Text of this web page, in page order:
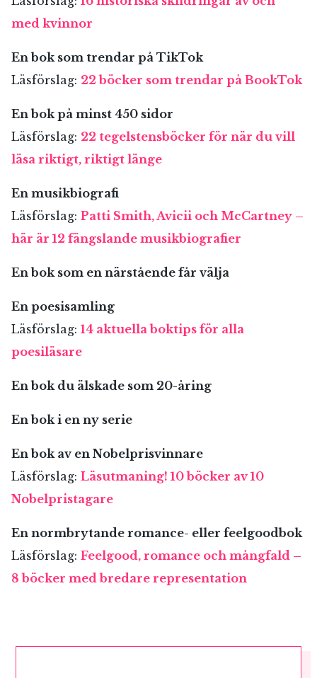
med kvinnor
En bok som trendar på TikTok
Läsförslag: 22 böcker som trendar på BookTok
En bok på minst 450 sidor
Läsförslag: 22 tegelstensböcker för när du vill
läsa riktigt, riktigt länge
En musikbiografi
Läsförslag: Patti Smith, Avicii och McCartney –
här är 12 fängslande musikbiografier
En bok som en närstående får välja
En poesisamling
Läsförslag: 14 aktuella boktips för alla
poesiläsare
En bok du älskade som 20-åring
En bok i en ny serie
En bok av en Nobelprisvinnare
Läsförslag: Läsutmaning! 10 böcker av 10
Nobelpristagare
En normbrytande romance- eller feelgoodbok
Läsförslag: Feelgood, romance och mångfald –
8 böcker med bredare representation